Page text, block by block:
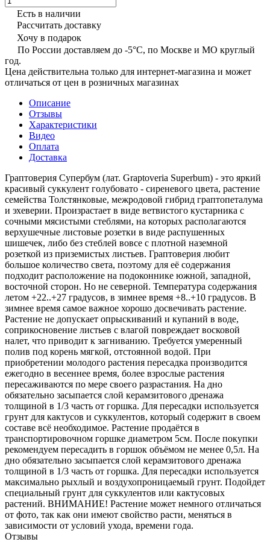
Есть в наличии
Рассчитать доставку
Хочу в подарок
По России доставляем до -5°C, по Москве и МО круглый
год.
Цена действительна только для интернет-магазина и может
отличаться от цен в розничных магазинах
Описание
Отзывы
Характеристики
Видео
Оплата
Доставка
Граптоверия Супербум (лат. Graptoveria Superbum) - это яркий
красивый суккулент голубовато - сиреневого цвета, растение
семейства Толстянковые, межродовой гибрид граптопеталума
и эхеверии. Произрастает в виде ветвистого кустарника с
сочными мясистыми стеблями, на которых располагаются
верхушечные листовые розетки в виде распушенных
шишечек, либо без стеблей вовсе с плотной наземной
розеткой из приземистых листьев. Граптоверия любит
большое количество света, поэтому для её содержания
подходит расположение на подоконнике южной, западной,
восточной сторон. Но не северной. Температура содержания
летом +22..+27 градусов, в зимнее время +8..+10 градусов. В
зимнее время самое важное хорошо досвечивать растение.
Растение не допускает опрыскиваний и купаний в воде,
соприкосновение листьев с влагой повреждает восковой
налет, что приводит к загниванию. Требуется умеренный
полив под корень мягкой, отстоянной водой. При
приобретении молодого растения пересадка производится
ежегодно в весеннее время, более взрослые растения
пересаживаются по мере своего разрастания. На дно
обязательно засыпается слой керамзитового дренажа
толщиной в 1/3 часть от горшка. Для пересадки используется
грунт для кактусов и суккулентов, который содержит в своем
составе всё необходимое. Растение продаётся в
транспортировочном горшке диаметром 5см. После покупки
рекомендуем пересадить в горшок объёмом не менее 0,5л. На
дно обязательно засыпается слой керамзитового дренажа
толщиной в 1/3 часть от горшка. Для пересадки используется
максимально рыхлый и воздухопроницаемый грунт. Подойдет
специальный грунт для суккулентов или кактусовых
растений. ВНИМАНИЕ! Растение может немного отличаться
от фото, так как они имеют свойство расти, меняться в
зависимости от условий ухода, времени года.
Отзывы